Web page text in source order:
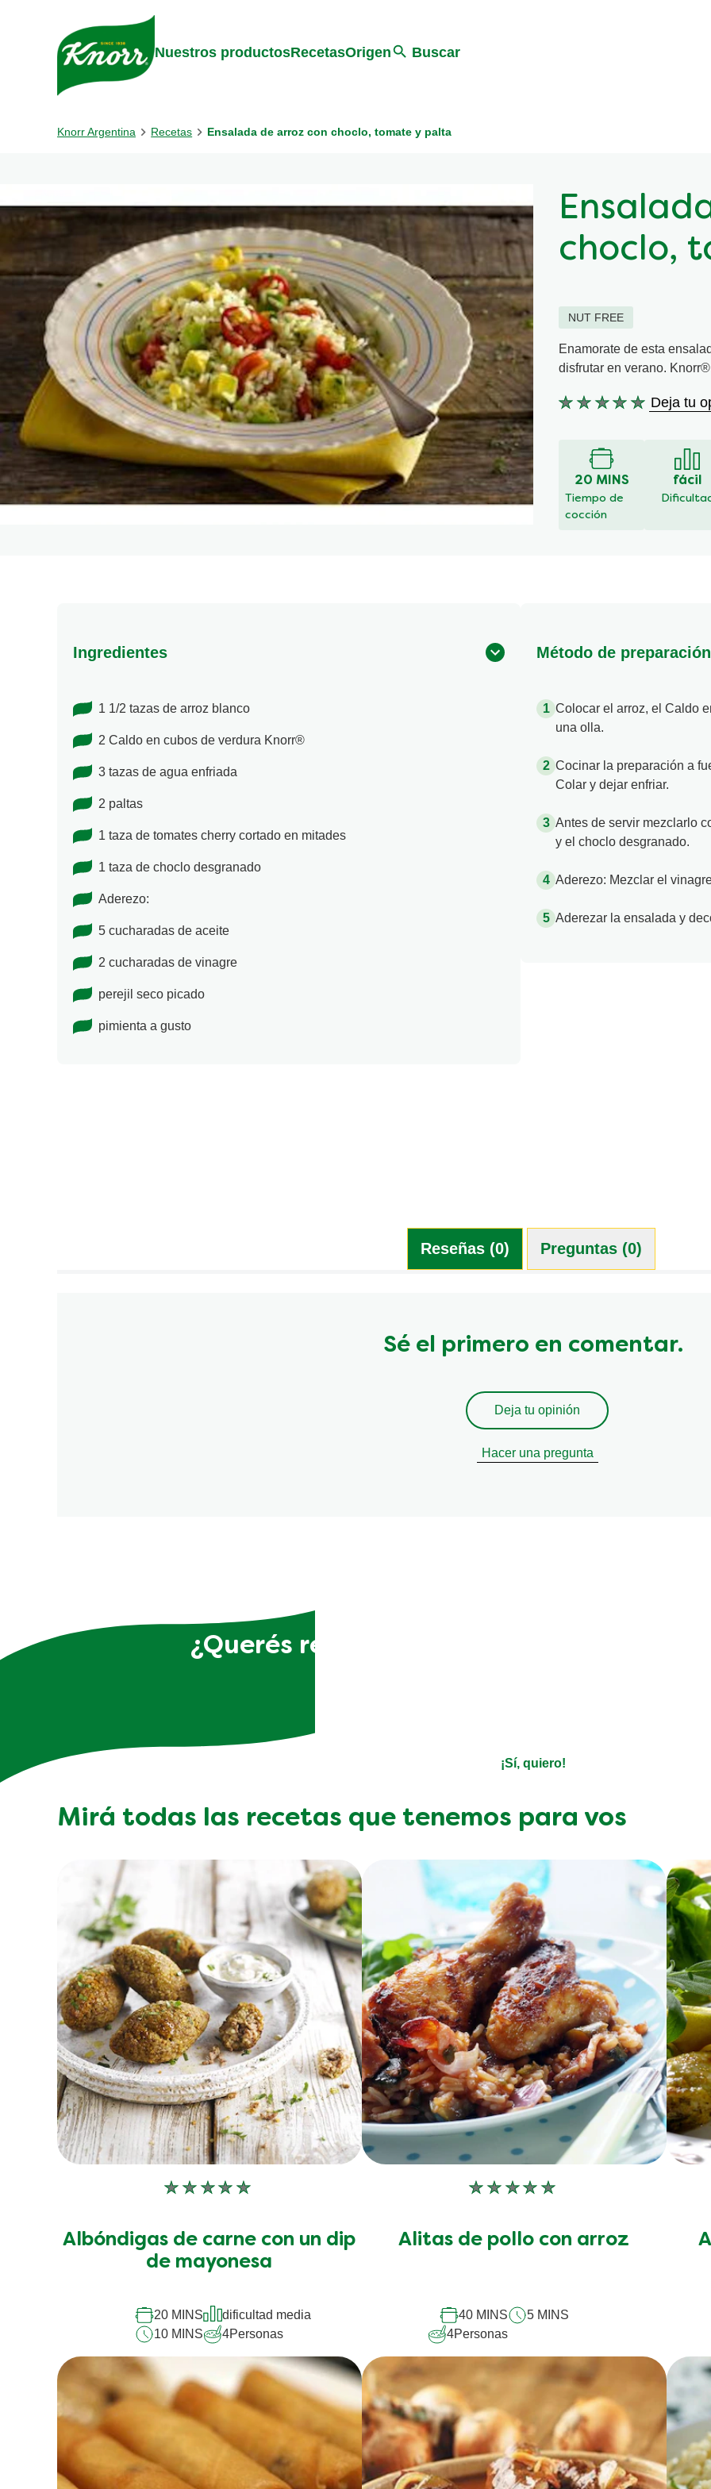
Skip to:
Nuestros productosRecetasOrigen Buscar
Knorr Argentina Recetas Ensalada de arroz con choclo, tomate y palta
choclo,
NUT FREE
Enamorate de esta
disfrutar en verano.
No
enviado
calificaciones
para
este
recipe
Deja tu
20 MINS
Tiempo de
cocción
fácil
Ingredientes
1 1/2 tazas de arroz blanco
2 Caldo en cubos de verdura Knorr®
3 tazas de agua enfriada
2 paltas
1 taza de tomates cherry cortado en mitades
1 taza de choclo desgranado
Aderezo:
5 cucharadas de aceite
2 cucharadas de vinagre
perejil seco picado
pimienta a gusto
Método de preparación
Colocar el arroz, el Caldo
una olla.
Cocinar la preparación a
Colar y dejar enfriar.
Antes de servir mezclarlo
y el choclo desgranado.
Aderezo: Mezclar el
Aderezar la ensalada y
Reseñas (0) Preguntas (0)
Sé el primero en comentar.
Deja tu opinión
Hacer una pregunta
¿Querés recibir recetas personalizadas,
¡Sí, quiero!
Mirá todas las recetas que tenemos para vos
No
enviado
calificaciones
para
recipe
Albóndigas de carne con un dip
de mayonesa
20 MINS
dificultad media
10 MINS
4Personas
No
enviado
recipe
Alitas de pollo con arroz
40 MINS
5 MINS
4Personas